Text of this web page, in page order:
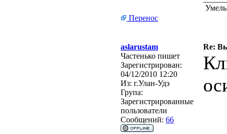
Перенос
aslarustam
Re:
Частенько пишет
Зарегистрирован:
04/12/2010 12:20
Из: г.Улан-Удэ
Група:
Зарегистрированные
пользователи
Сообщений: 66